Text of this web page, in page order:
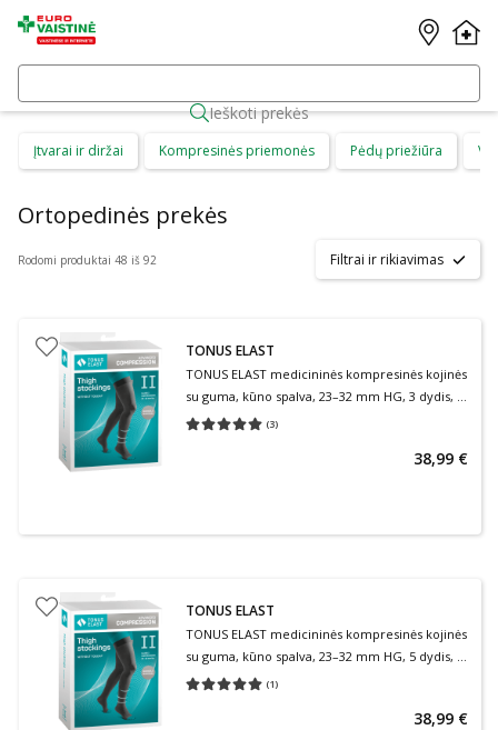
Ieškoti prekės
Įtvarai ir diržai Kompresinės priemonės Pėdų priežiūra
Ortopedinės prekės
Rodomi produktai 48 iš 92 Filtrai ir rikiavimas
TONUS ELAST
TONUS ELAST medicininės kompresinės kojinės
su guma, kūno spalva, 23–32 mm HG, 3 dydis, 1
ūgio, 2 klasė, 1 pora
(3)
Vidutinis įvertinimas 5.00
38,99 €
TONUS ELAST
TONUS ELAST medicininės kompresinės kojinės
su guma, kūno spalva, 23–32 mm HG, 5 dydis, 2
ūgis, 2 klasė, 1 pora
(1)
Vidutinis įvertinimas 5.00
38,99 €